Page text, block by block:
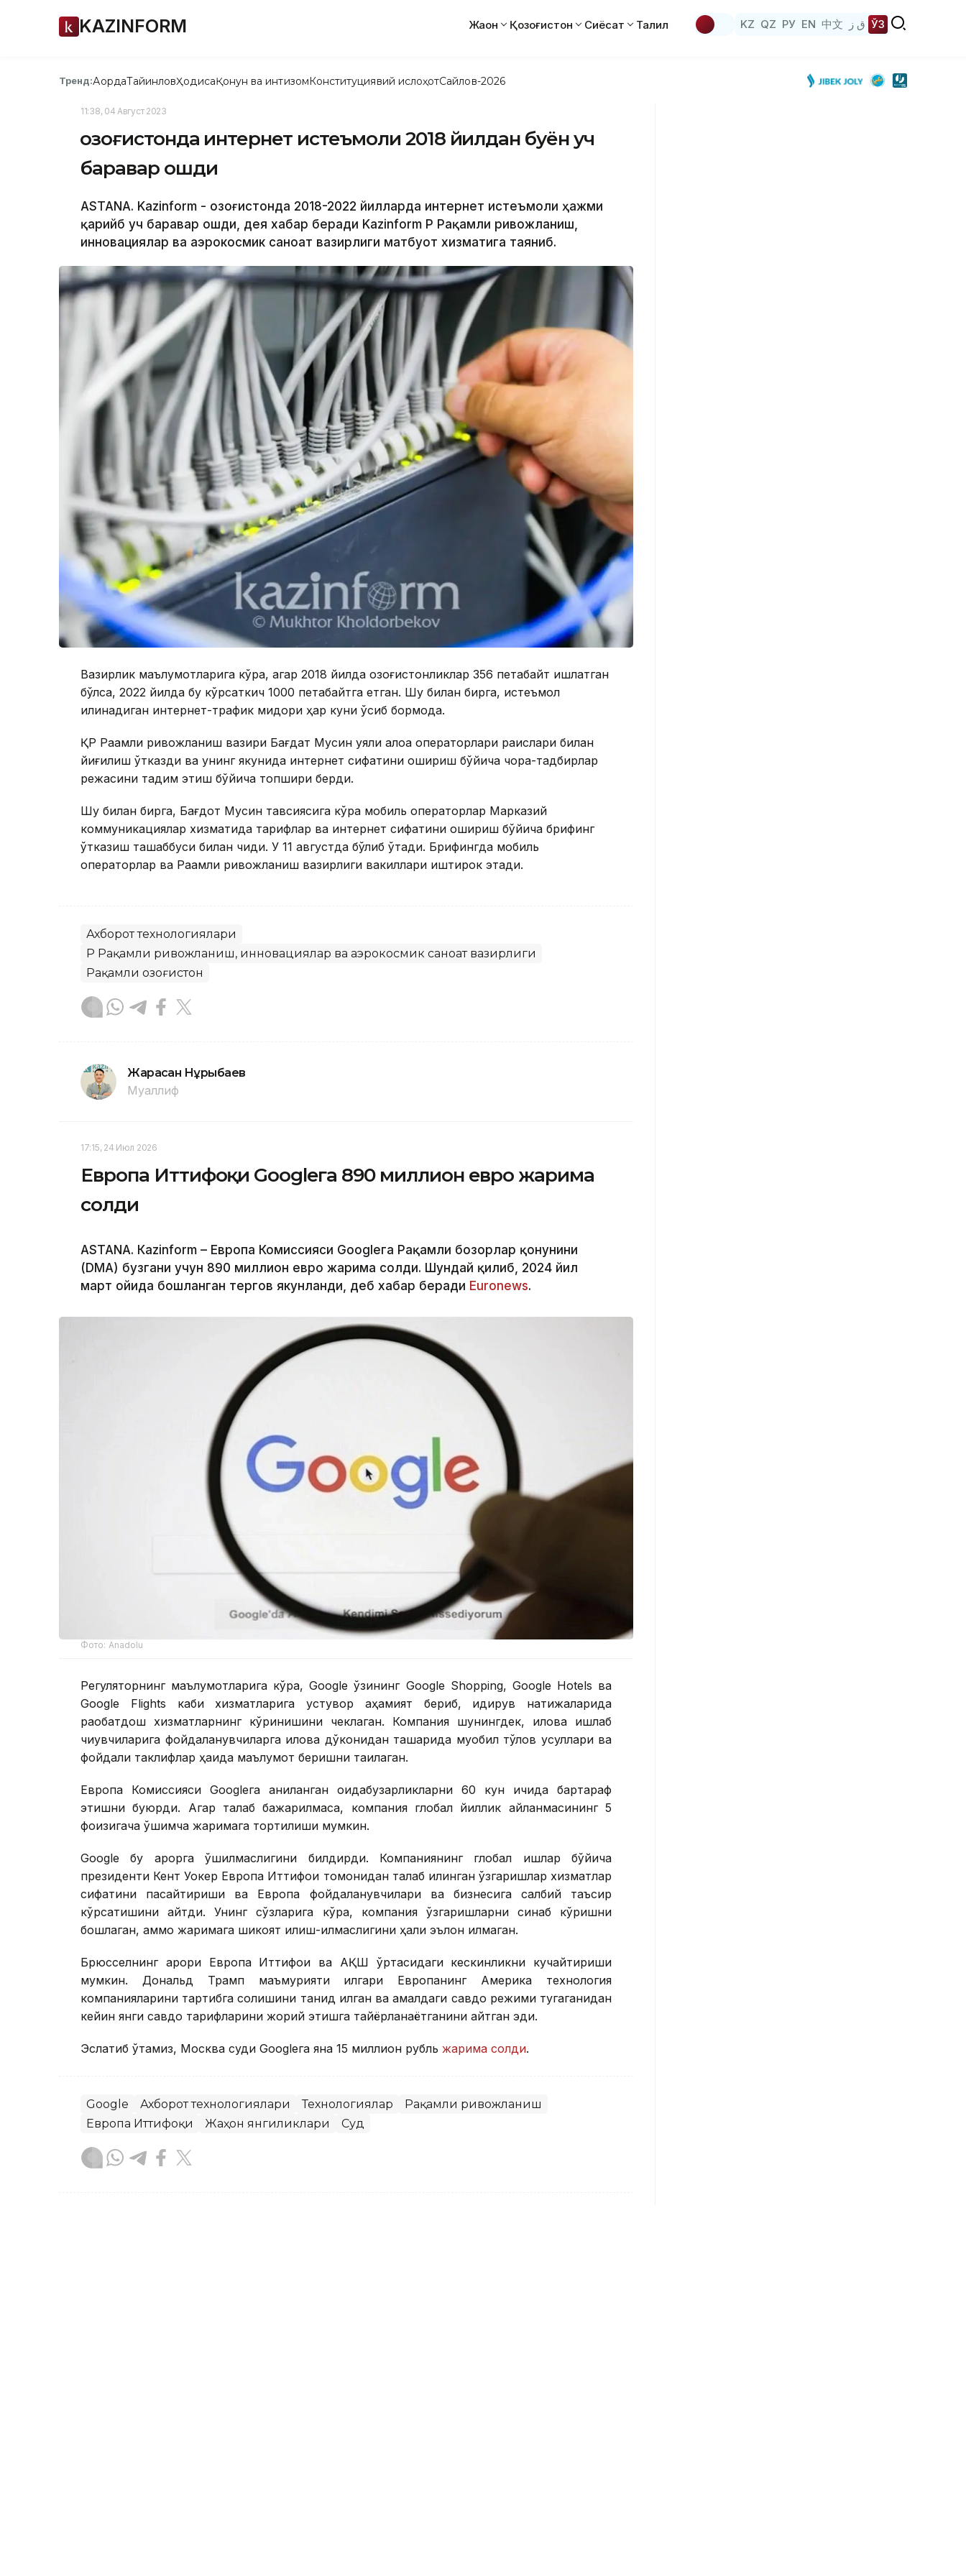
KAZINFORM Жаҳон Қозоғистон Сиёсат Таҳлил KZ QZ РУ EN 中文 ق ز ЎЗ
Тренд:АқордаТайинловҲодисаҚонун ва интизомКонституциявий ислоҳотСайлов-2026
11:38, 04 Август 2023
Қозоғистонда интернет истеъмоли 2018 йилдан буён уч
баравар ошди
ASTANA. Kazinform - Қозоғистонда 2018-2022 йилларда интернет истеъмоли ҳажми
қарийб уч баравар ошди, дея хабар беради Kazinform ҚР Рақамли ривожланиш,
инновациялар ва аэрокосмик саноат вазирлиги матбуот хизматига таяниб.
Вазирлик маълумотларига кўра, агар 2018 йилда қозоғистонликлар 356 петабайт ишлатган
бўлса, 2022 йилда бу кўрсаткич 1000 петабайтга етган. Шу билан бирга, истеъмол
қилинадиган интернет-трафик миқдори ҳар куни ўсиб бормоқда.
ҚР Рақамли ривожланиш вазири Бағдат Мусин уяли алоқа операторлари раислари билан
йиғилиш ўтказди ва унинг якунида интернет сифатини ошириш бўйича чора-тадбирлар
режасини тақдим этиш бўйича топшириқ берди.
Шу билан бирга, Бағдот Мусин тавсиясига кўра мобиль операторлар Марказий
коммуникациялар хизматида тарифлар ва интернет сифатини ошириш бўйича брифинг
ўтказиш ташаббуси билан чиқди. У 11 августда бўлиб ўтади. Брифингда мобиль
операторлар ва Рақамли ривожланиш вазирлиги вакиллари иштирок этади.
Ахборот технологиялари
ҚР Рақамли ривожланиш, инновациялар ва аэрокосмик саноат вазирлиги
Рақамли Қозоғистон
Жарасқан Нұрыбаев
Муаллиф
17:15, 24 Июл 2026
Европа Иттифоқи Googleга 890 миллион евро жарима
солди
ASTANА. Кazinform – Европа Комиссияси Googleга Рақамли бозорлар қонунини
(DMA) бузгани учун 890 миллион евро жарима солди. Шундай қилиб, 2024 йил
март ойида бошланган тергов якунланди, деб хабар беради Euronews.
Фото: Аnadolu
Регуляторнинг маълумотларига кўра, Google ўзининг Google Shopping, Google Hotels ва
Google Flights каби хизматларига устувор аҳамият бериб, қидирув натижаларида
рақобатдош хизматларнинг кўринишини чеклаган. Компания шунингдек, илова ишлаб
чиқувчиларига фойдаланувчиларга илова дўконидан ташқарида муқобил тўлов усуллари ва
фойдали таклифлар ҳақида маълумот беришни тақиқлаган.
Европа Комиссияси Googleга аниқланган қоидабузарликларни 60 кун ичида бартараф
этишни буюрди. Агар талаб бажарилмаса, компания глобал йиллик айланмасининг 5
фоизигача қўшимча жаримага тортилиши мумкин.
Google бу қарорга қўшилмаслигини билдирди. Компаниянинг глобал ишлар бўйича
президенти Кент Уокер Европа Иттифоқи томонидан талаб қилинган ўзгаришлар хизматлар
сифатини пасайтириши ва Европа фойдаланувчилари ва бизнесига салбий таъсир
кўрсатишини айтди. Унинг сўзларига кўра, компания ўзгаришларни синаб кўришни
бошлаган, аммо жаримага шикоят қилиш-қилмаслигини ҳали эълон қилмаган.
Брюсселнинг қарори Европа Иттифоқи ва АҚШ ўртасидаги кескинликни кучайтириши
мумкин. Дональд Трамп маъмурияти илгари Европанинг Америка технология
компанияларини тартибга солишини танқид қилган ва амалдаги савдо режими тугаганидан
кейин янги савдо тарифларини жорий этишга тайёрланаётганини айтган эди.
Эслатиб ўтамиз, Москва суди Googleга яна 15 миллион рубль жарима солди.
Google Ахборот технологиялари Технологиялар
Рақамли ривожланиш
Европа Иттифоқи
Жаҳон янгиликлари Суд